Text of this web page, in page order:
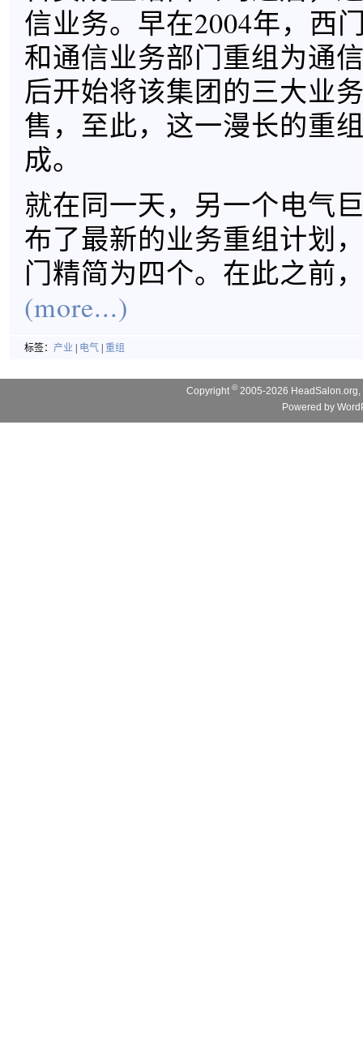
信业务。早在2004年，西
和通信业务部门重组为通
后开始将该集团的三大业
售，至此，这一漫长的重
成。
就在同一天，另一个电气
布了最新的业务重组计划
门精简为四个。在此之前
(more...)
标签： 产业 电气 重组
Copyright© 2005-2026
Powered by